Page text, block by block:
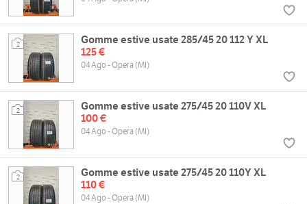
2
Gomme estive usate 285/45 20 112 Y XL
125 €
04 Ago - Opera (MI)
2
Gomme estive usate 275/45 20 110V XL
100 €
04 Ago - Opera (MI)
2
Gomme estive usate 275/45 20 110Y XL
110 €
04 Ago - Opera (MI)